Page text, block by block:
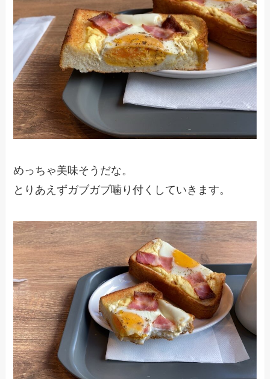
めっちゃ美味そうだな。
とりあえずガブガブ噛り付くしていきます。